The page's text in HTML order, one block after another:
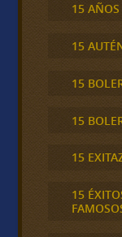
15
15
15
15
15
15